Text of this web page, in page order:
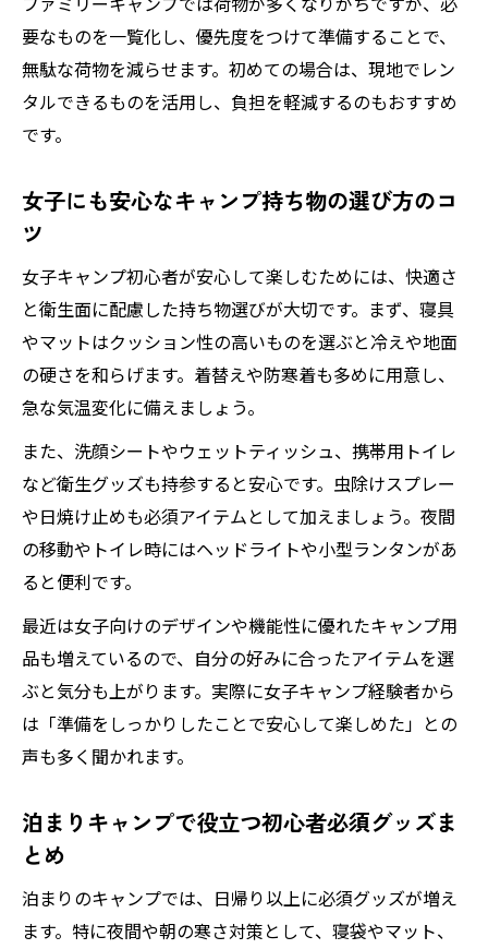
要なものを一覧化し、優先度をつけて準備することで、
無駄な荷物を減らせます。初めての場合は、現地でレン
タルできるものを活用し、負担を軽減するのもおすすめ
です。
女子にも安心なキャンプ持ち物の選び方のコ
ツ
女子キャンプ初心者が安心して楽しむためには、快適さ
と衛生面に配慮した持ち物選びが大切です。まず、寝具
やマットはクッション性の高いものを選ぶと冷えや地面
の硬さを和らげます。着替えや防寒着も多めに用意し、
急な気温変化に備えましょう。
また、洗顔シートやウェットティッシュ、携帯用トイレ
など衛生グッズも持参すると安心です。虫除けスプレー
や日焼け止めも必須アイテムとして加えましょう。夜間
の移動やトイレ時にはヘッドライトや小型ランタンがあ
ると便利です。
最近は女子向けのデザインや機能性に優れたキャンプ用
品も増えているので、自分の好みに合ったアイテムを選
ぶと気分も上がります。実際に女子キャンプ経験者から
は「準備をしっかりしたことで安心して楽しめた」との
声も多く聞かれます。
泊まりキャンプで役立つ初心者必須グッズま
とめ
泊まりのキャンプでは、日帰り以上に必須グッズが増え
ます。特に夜間や朝の寒さ対策として、寝袋やマット、